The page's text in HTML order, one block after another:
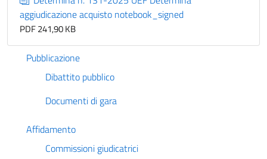
aggiudicazione acquisto notebook_signed
PDF 241,90 KB
Pubblicazione
Dibattito pubblico
Documenti di gara
Affidamento
Commissioni giudicatrici